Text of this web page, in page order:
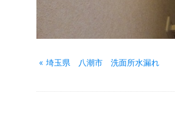
« 埼玉県 八潮市 洗面所水漏れ